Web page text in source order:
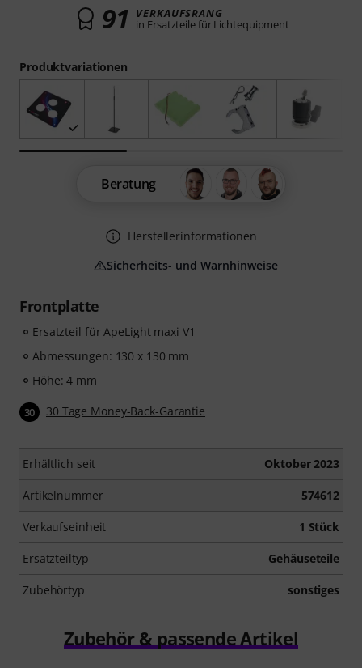
Frontplatte
Ersatzteil für ApeLight maxi V1
Abmessungen: 130 x 130 mm
Höhe: 4 mm
30 30 Tage Money-Back-Garantie
Erhältlich seit Oktober 2023
Artikelnummer 574612
Verkaufseinheit 1 Stück
Ersatzteiltyp Gehäuseteile
Zubehörtyp sonstiges
Produktvariationen
91 VERKAUFSRANG
in Ersatzteile für Lichtequipment
Beratung
Herstellerinformationen
Sicherheits- und Warnhinweise
Zubehör & passende Artikel